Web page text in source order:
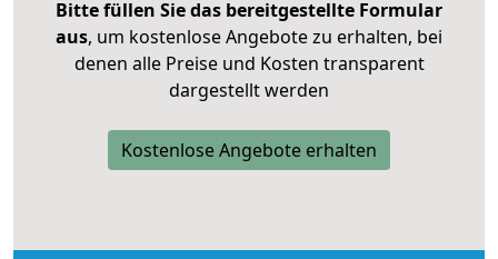
Bitte füllen Sie das bereitgestellte Formular
aus, um kostenlose Angebote zu erhalten, bei
denen alle Preise und Kosten transparent
dargestellt werden
Kostenlose Angebote erhalten